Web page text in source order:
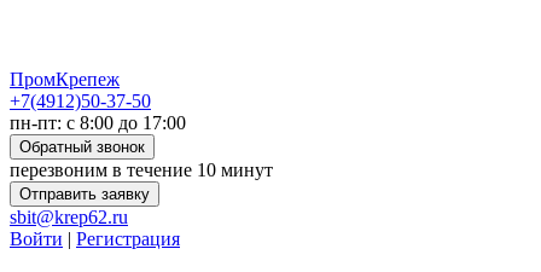
ПромКрепеж
+7(4912)50-37-50
пн-пт: с 8:00 до 17:00
Обратный звонок
перезвоним в течение 10 минут
Отправить заявку
sbit@krep62.ru
Войти | Регистрация